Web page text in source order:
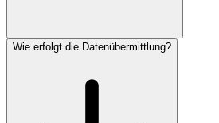
Wie erfolgt die Datenübermittlung?